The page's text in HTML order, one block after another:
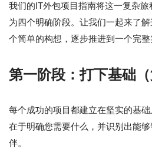
我们的IT外包项目指南将这一复杂
为四个明确阶段。让我们一起来了
个简单的构想，逐步推进到一个完整
第一阶段：打下基础（
每个成功的项目都建立在坚实的基
在于明确您需要什么，并识别出能
伴。